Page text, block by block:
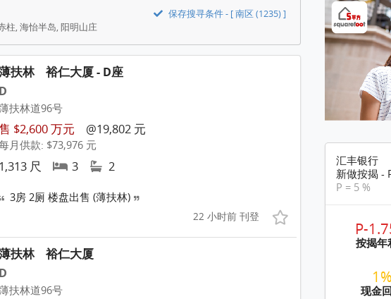
柱, 海怡半岛, 阳明山庄
保存搜寻条件 - [ 南区 (1235) ]
扶林
裕仁大厦 - D座
扶林道96号
$2,600 万元 @19,802 元
月供款: $73,976 元
尺 3 2
3房 2厕 楼盘出售 (薄扶林)
22 小时前 刊登
扶林
裕仁大厦
扶林道96号
汇丰银行
新做按揭 -
P = 5 %
P-
按揭年
1%
现金